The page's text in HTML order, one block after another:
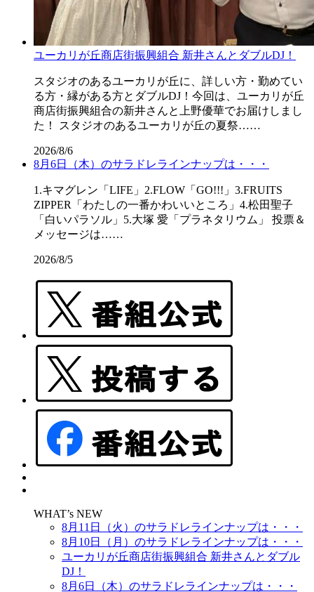
ユーカリが丘商店街振興組合 新井さんとダブルDJ！
スタジオのあるユーカリが丘に、詳しい方・勤めてい
る方・縁がある方とダブルDJ！今回は、ユーカリが丘
商店街振興組合の新井さんと上野優華でお届けしまし
た！ スタジオのあるユーカリが丘の夏祭……
2026/8/6
8月6日（木）のサラドレラインナップは・・・
1.キマグレン「LIFE」2.FLOW「GO!!!」3.FRUITS
ZIPPER「わたしの一番かわいいところ」4.松田聖子
「白いパラソル」5.大塚 愛「プラネタリウム」 投票＆
メッセージは……
2026/8/5
WHAT’s NEW
8月11日（火）のサラドレラインナップは・・・
8月10日（月）のサラドレラインナップは・・・
ユーカリが丘商店街振興組合 新井さんとダブル
DJ！
8月6日（木）のサラドレラインナップは・・・